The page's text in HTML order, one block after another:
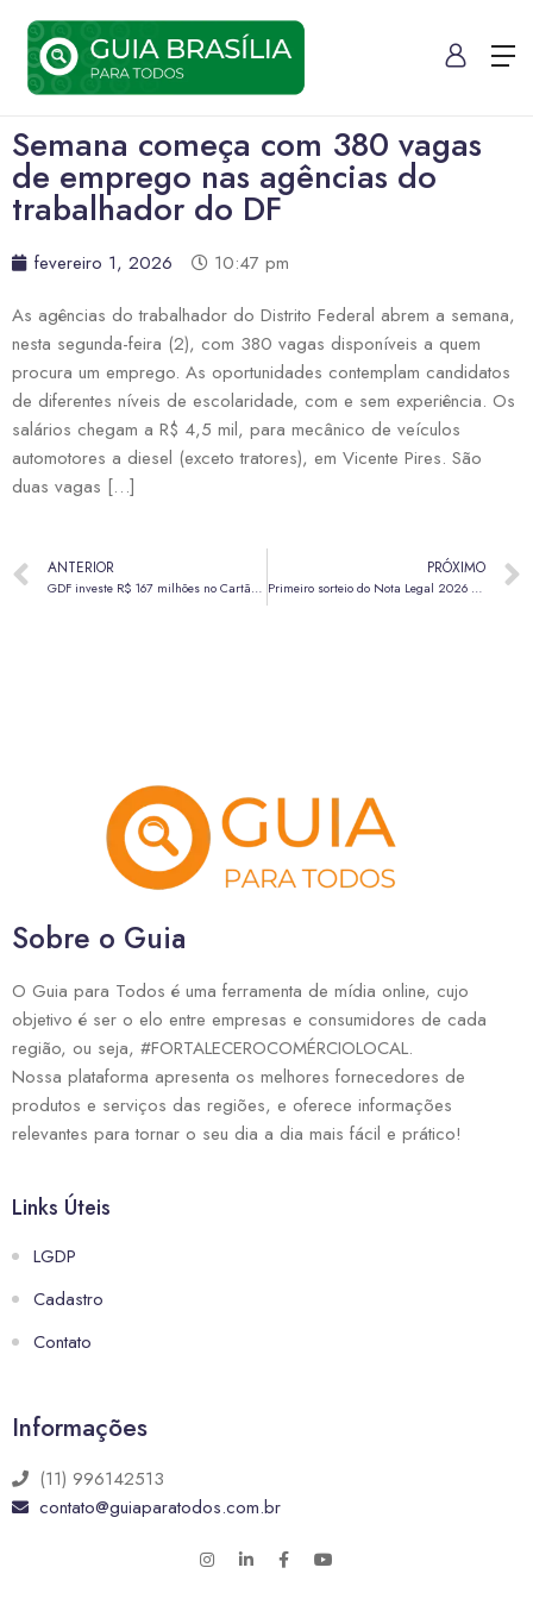
Semana começa com 380 vagas
de emprego nas agências do
trabalhador do DF
fevereiro 1, 2026
10:47 pm
As agências do trabalhador do Distrito Federal abrem a semana,
nesta segunda-feira (2), com 380 vagas disponíveis a quem
procura um emprego. As oportunidades contemplam candidatos
de diferentes níveis de escolaridade, com e sem experiência. Os
salários chegam a R$ 4,5 mil, para mecânico de veículos
automotores a diesel (exceto tratores), em Vicente Pires. São
duas vagas […]
ANTERIOR
GDF investe R$ 167 milhões no Cartão Gás, beneficiando 1,6 milhão de famílias
PRÓXIMO
Primeiro sorteio do Nota Legal 2026 será realizado em maio
Sobre o Guia
O Guia para Todos é uma ferramenta de mídia online, cujo
objetivo é ser o elo entre empresas e consumidores de cada
região, ou seja, #FORTALECEROCOMÉRCIOLOCAL.
Nossa plataforma apresenta os melhores fornecedores de
produtos e serviços das regiões, e oferece informações
relevantes para tornar o seu dia a dia mais fácil e prático!
Links Úteis
LGDP
Cadastro
Contato
Informações
(11) 996142513
contato@guiaparatodos.com.br